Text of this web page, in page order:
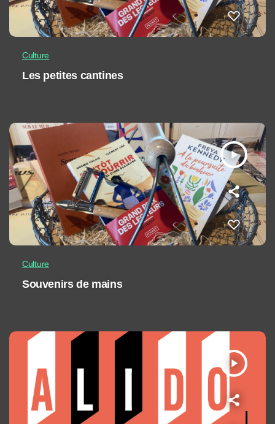
Culture
Les petites cantines
play_arrow
Culture
Souvenirs de mains
play_arrow